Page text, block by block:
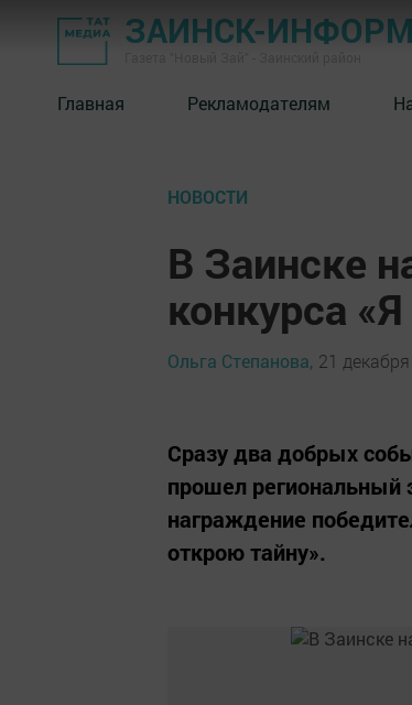
ЗАИНСК-ИНФОРМ
Главная Рекламодателям
НОВОСТИ
В Заинске
конкурса
Ольга Степанова, 21
Сразу два добрых
прошел региональный
награждение
открою тайну».